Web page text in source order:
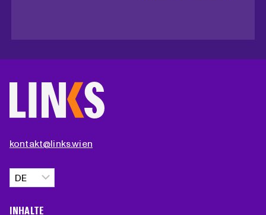
kontakt@links.wien
Sprache
auswählen
INHALTE